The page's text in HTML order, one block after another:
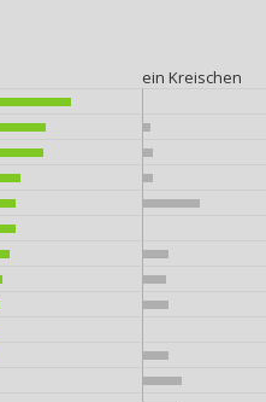
ein Kreischen